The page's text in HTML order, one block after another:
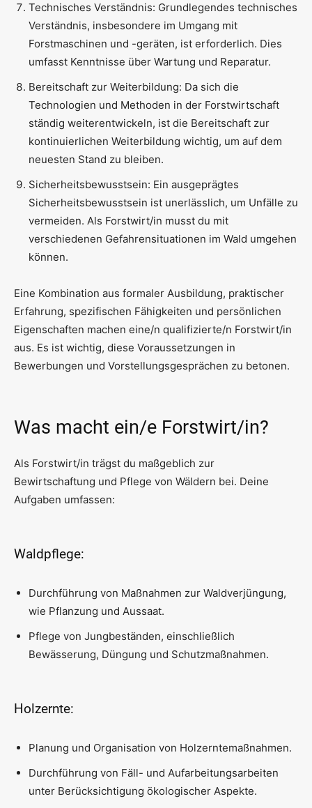
Technisches Verständnis: Grundlegendes technisches
Verständnis, insbesondere im Umgang mit
Forstmaschinen und -geräten, ist erforderlich. Dies
umfasst Kenntnisse über Wartung und Reparatur.
Bereitschaft zur Weiterbildung: Da sich die
Technologien und Methoden in der Forstwirtschaft
ständig weiterentwickeln, ist die Bereitschaft zur
kontinuierlichen Weiterbildung wichtig, um auf dem
neuesten Stand zu bleiben.
Sicherheitsbewusstsein: Ein ausgeprägtes
Sicherheitsbewusstsein ist unerlässlich, um Unfälle zu
vermeiden. Als Forstwirt/in musst du mit
verschiedenen Gefahrensituationen im Wald umgehen
können.
Eine Kombination aus formaler Ausbildung, praktischer
Erfahrung, spezifischen Fähigkeiten und persönlichen
Eigenschaften machen eine/n qualifizierte/n Forstwirt/in
aus. Es ist wichtig, diese Voraussetzungen in
Bewerbungen und Vorstellungsgesprächen zu betonen.
Was macht ein/e Forstwirt/in?
Als Forstwirt/in trägst du maßgeblich zur
Bewirtschaftung und Pflege von Wäldern bei. Deine
Aufgaben umfassen:
Waldpflege:
Durchführung von Maßnahmen zur Waldverjüngung,
wie Pflanzung und Aussaat.
Pflege von Jungbeständen, einschließlich
Bewässerung, Düngung und Schutzmaßnahmen.
Holzernte:
Planung und Organisation von Holzerntemaßnahmen.
Durchführung von Fäll- und Aufarbeitungsarbeiten
unter Berücksichtigung ökologischer Aspekte.